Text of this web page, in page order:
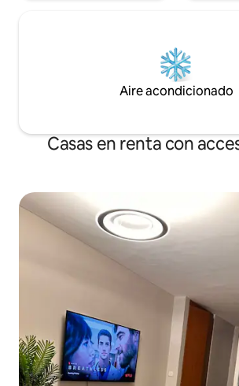
Aire acondicionado
Casas en renta con